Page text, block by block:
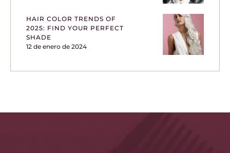
HAIR COLOR TRENDS OF
2025: FIND YOUR PERFECT
SHADE
12 de enero de 2024